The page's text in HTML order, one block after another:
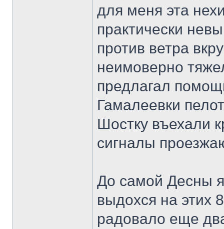
для меня эта
практически
против ветра
неимоверно
предлагал
Гамалеевки
Шостку въехали
сигналы
До самой Десны я
выдохся на этих
радовало еще